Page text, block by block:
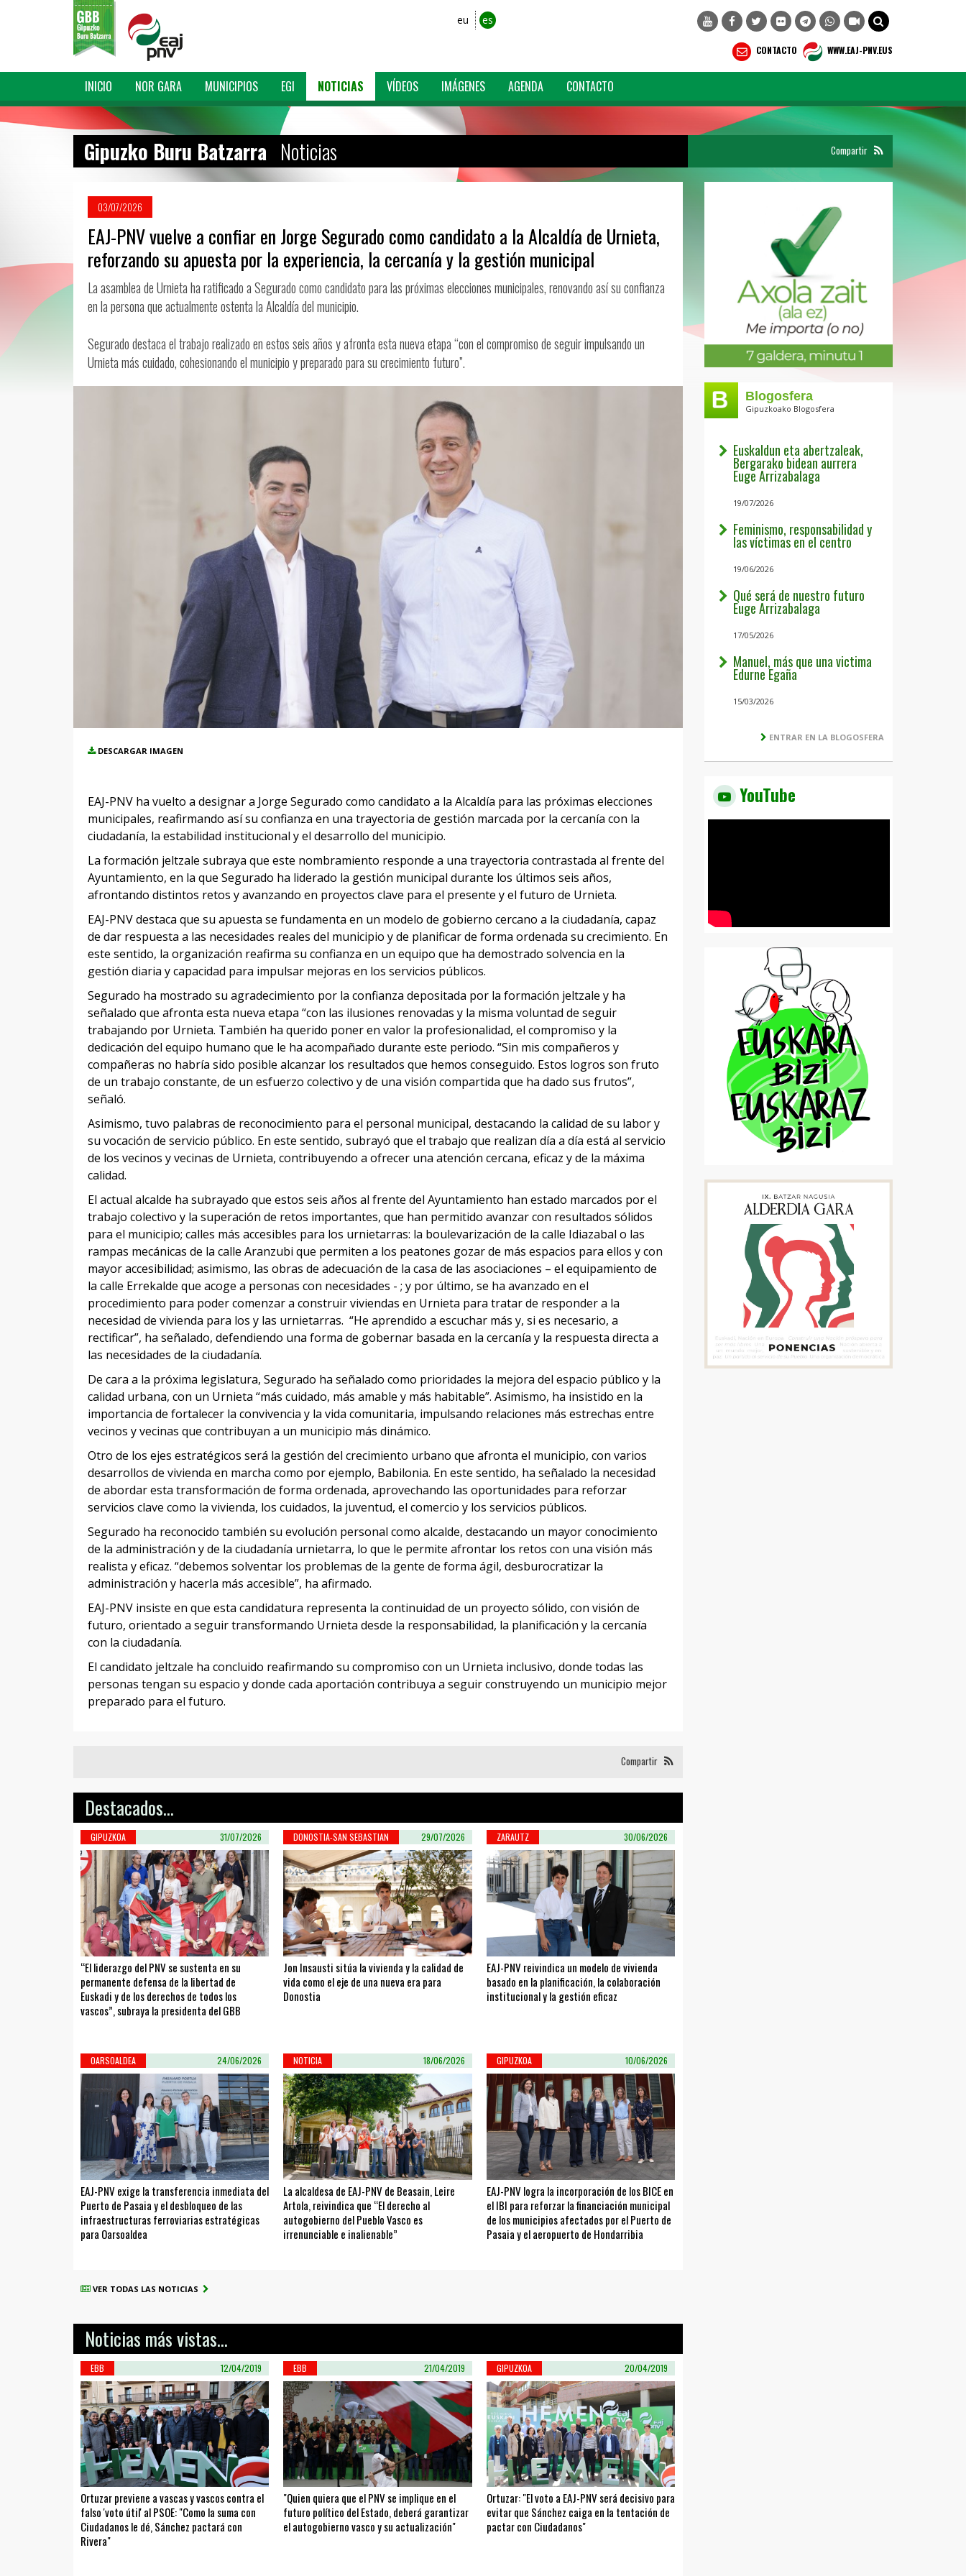
eu es
CONTACTO WWW.EAJ-PNV.EUS
INICIO NOR GARA MUNICIPIOS EGI NOTICIAS VÍDEOS IMÁGENES AGENDA CONTACTO
Gipuzko Buru Batzarra Noticias Compartir
03/07/2026
EAJ-PNV vuelve a confiar en Jorge Segurado como candidato a la Alcaldía de Urnieta,
reforzando su apuesta por la experiencia, la cercanía y la gestión municipal
La asamblea de Urnieta ha ratificado a Segurado como candidato para las próximas elecciones municipales, renovando así su confianza
en la persona que actualmente ostenta la Alcaldía del municipio.
Segurado destaca el trabajo realizado en estos seis años y afronta esta nueva etapa “con el compromiso de seguir impulsando un
Urnieta más cuidado, cohesionando el municipio y preparado para su crecimiento futuro”.
DESCARGAR IMAGEN
EAJ-PNV ha vuelto a designar a Jorge Segurado como candidato a la Alcaldía para las próximas elecciones
municipales, reafirmando así su confianza en una trayectoria de gestión marcada por la cercanía con la
ciudadanía, la estabilidad institucional y el desarrollo del municipio.
La formación jeltzale subraya que este nombramiento responde a una trayectoria contrastada al frente del
Ayuntamiento, en la que Segurado ha liderado la gestión municipal durante los últimos seis años,
afrontando distintos retos y avanzando en proyectos clave para el presente y el futuro de Urnieta.
EAJ-PNV destaca que su apuesta se fundamenta en un modelo de gobierno cercano a la ciudadanía, capaz
de dar respuesta a las necesidades reales del municipio y de planificar de forma ordenada su crecimiento. En
este sentido, la organización reafirma su confianza en un equipo que ha demostrado solvencia en la
gestión diaria y capacidad para impulsar mejoras en los servicios públicos.
Segurado ha mostrado su agradecimiento por la confianza depositada por la formación jeltzale y ha
señalado que afronta esta nueva etapa “con las ilusiones renovadas y la misma voluntad de seguir
trabajando por Urnieta. También ha querido poner en valor la profesionalidad, el compromiso y la
dedicación del equipo humano que le ha acompañado durante este periodo. “Sin mis compañeros y
compañeras no habría sido posible alcanzar los resultados que hemos conseguido. Estos logros son fruto
de un trabajo constante, de un esfuerzo colectivo y de una visión compartida que ha dado sus frutos”,
señaló.
Asimismo, tuvo palabras de reconocimiento para el personal municipal, destacando la calidad de su labor y
su vocación de servicio público. En este sentido, subrayó que el trabajo que realizan día a día está al servicio
de los vecinos y vecinas de Urnieta, contribuyendo a ofrecer una atención cercana, eficaz y de la máxima
calidad.
El actual alcalde ha subrayado que estos seis años al frente del Ayuntamiento han estado marcados por el
trabajo colectivo y la superación de retos importantes, que han permitido avanzar con resultados sólidos
para el municipio; calles más accesibles para los urnietarras: la boulevarización de la calle Idiazabal o las
rampas mecánicas de la calle Aranzubi que permiten a los peatones gozar de más espacios para ellos y con
mayor accesibilidad; asimismo, las obras de adecuación de la casa de las asociaciones – el equipamiento de
la calle Errekalde que acoge a personas con necesidades - ; y por último, se ha avanzado en el
procedimiento para poder comenzar a construir viviendas en Urnieta para tratar de responder a la
necesidad de vivienda para los y las urnietarras. “He aprendido a escuchar más y, si es necesario, a
rectificar”, ha señalado, defendiendo una forma de gobernar basada en la cercanía y la respuesta directa a
las necesidades de la ciudadanía.
De cara a la próxima legislatura, Segurado ha señalado como prioridades la mejora del espacio público y la
calidad urbana, con un Urnieta “más cuidado, más amable y más habitable”. Asimismo, ha insistido en la
importancia de fortalecer la convivencia y la vida comunitaria, impulsando relaciones más estrechas entre
vecinos y vecinas que contribuyan a un municipio más dinámico.
Otro de los ejes estratégicos será la gestión del crecimiento urbano que afronta el municipio, con varios
desarrollos de vivienda en marcha como por ejemplo, Babilonia. En este sentido, ha señalado la necesidad
de abordar esta transformación de forma ordenada, aprovechando las oportunidades para reforzar
servicios clave como la vivienda, los cuidados, la juventud, el comercio y los servicios públicos.
Segurado ha reconocido también su evolución personal como alcalde, destacando un mayor conocimiento
de la administración y de la ciudadanía urnietarra, lo que le permite afrontar los retos con una visión más
realista y eficaz. “debemos solventar los problemas de la gente de forma ágil, desburocratizar la
administración y hacerla más accesible”, ha afirmado.
EAJ-PNV insiste en que esta candidatura representa la continuidad de un proyecto sólido, con visión de
futuro, orientado a seguir transformando Urnieta desde la responsabilidad, la planificación y la cercanía
con la ciudadanía.
El candidato jeltzale ha concluido reafirmando su compromiso con un Urnieta inclusivo, donde todas las
personas tengan su espacio y donde cada aportación contribuya a seguir construyendo un municipio mejor
preparado para el futuro.
Compartir
Destacados...
GIPUZKOA 31/07/2026
“El liderazgo del PNV se sustenta en su
permanente defensa de la libertad de
Euskadi y de los derechos de todos los
vascos”, subraya la presidenta del GBB
DONOSTIA-SAN SEBASTIAN 29/07/2026
Jon Insausti sitúa la vivienda y la calidad de
vida como el eje de una nueva era para
Donostia
ZARAUTZ 30/06/2026
EAJ-PNV reivindica un modelo de vivienda
basado en la planificación, la colaboración
institucional y la gestión eficaz
OARSOALDEA 24/06/2026
EAJ-PNV exige la transferencia inmediata del
Puerto de Pasaia y el desbloqueo de las
infraestructuras ferroviarias estratégicas
para Oarsoaldea
NOTICIA 18/06/2026
La alcaldesa de EAJ-PNV de Beasain, Leire
Artola, reivindica que “El derecho al
autogobierno del Pueblo Vasco es
irrenunciable e inalienable”
GIPUZKOA 10/06/2026
EAJ-PNV logra la incorporación de los BICE en
el IBI para reforzar la financiación municipal
de los municipios afectados por el Puerto de
Pasaia y el aeropuerto de Hondarribia
VER TODAS LAS NOTICIAS
Noticias más vistas...
EBB 12/04/2019
Ortuzar previene a vascas y vascos contra el
falso 'voto útil' al PSOE: "Como la suma con
Ciudadanos le dé, Sánchez pactará con
Rivera"
EBB 21/04/2019
"Quien quiera que el PNV se implique en el
futuro político del Estado, deberá garantizar
el autogobierno vasco y su actualización"
GIPUZKOA 20/04/2019
Ortuzar: "El voto a EAJ-PNV será decisivo para
evitar que Sánchez caiga en la tentación de
pactar con Ciudadanos"
Blogosfera
Gipuzkoako Blogosfera
Euskaldun eta abertzaleak,
Bergarako bidean aurrera
Euge Arrizabalaga
19/07/2026
Feminismo, responsabilidad y
las víctimas en el centro
19/06/2026
Qué será de nuestro futuro
Euge Arrizabalaga
17/05/2026
Manuel, más que una victima
Edurne Egaña
15/03/2026
ENTRAR EN LA BLOGOSFERA
YouTube